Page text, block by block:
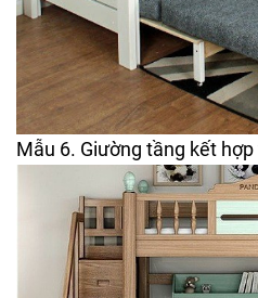
Mẫu 6. Giường tầng kết